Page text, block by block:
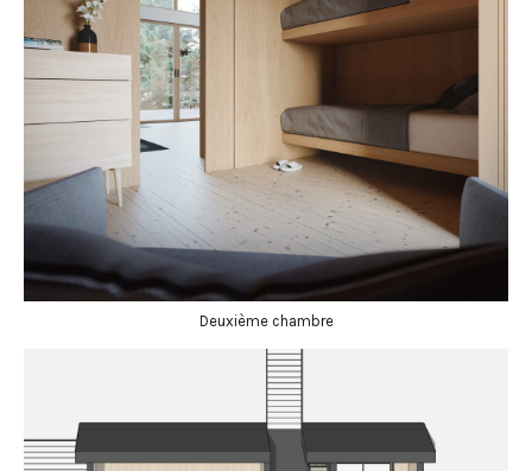
Deuxième chambre